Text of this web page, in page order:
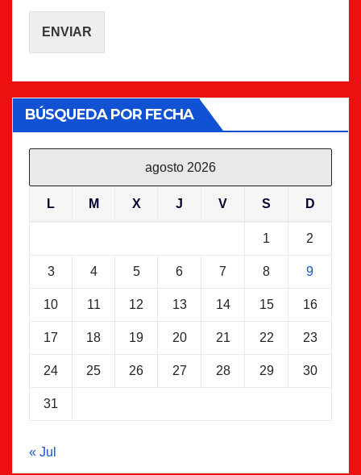
ENVIAR
BÚSQUEDA POR FECHA
agosto 2026
L M X J V S D
1 2
3 4 5 6 7 8 9
10 11 12 13 14 15 16
17 18 19 20 21 22 23
24 25 26 27 28 29 30
31
« Jul